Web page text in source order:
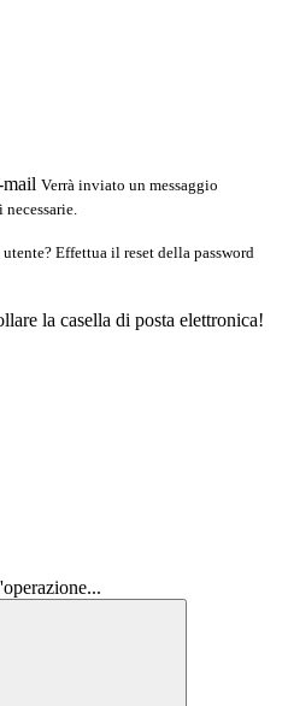
Verrà inviato un messaggio
Effettua il reset della password
la casella di posta elettronica!